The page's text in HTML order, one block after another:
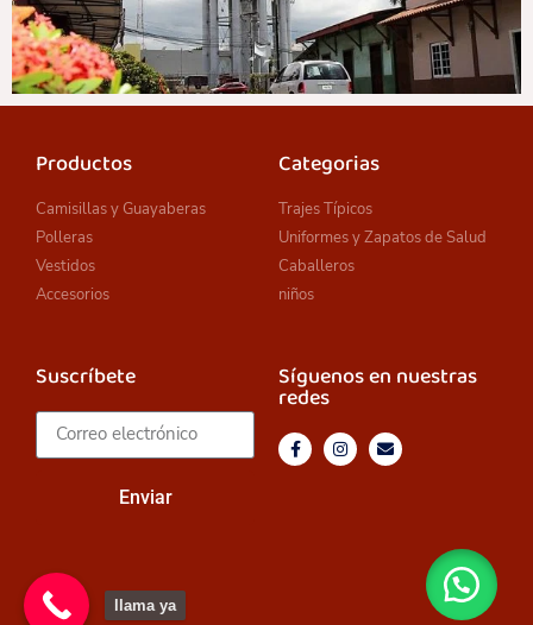
Productos
Camisillas y Guayaberas
Polleras
Vestidos
Accesorios
Categorias
Trajes Típicos
Uniformes y Zapatos de Salud
Caballeros
niños
Suscríbete
Enviar
Síguenos en nuestras
redes
llama ya